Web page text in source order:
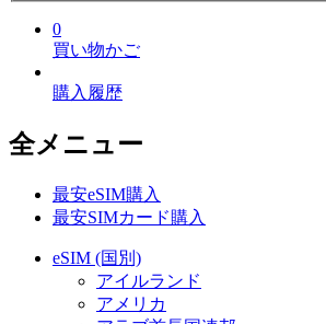
0
買い物かご
購入履歴
全メニュー
最安eSIM購入
最安SIMカード購入
eSIM (国別)
アイルランド
アメリカ